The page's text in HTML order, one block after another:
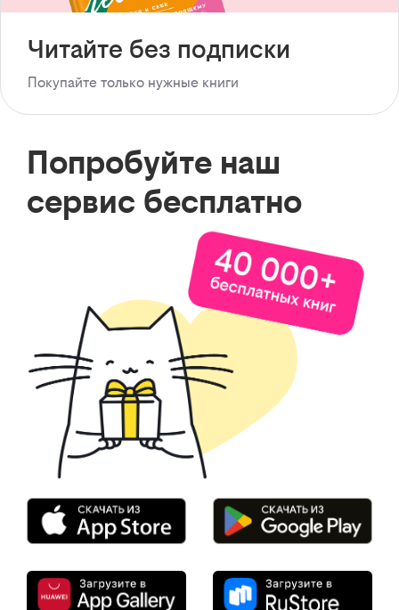
Читайте без подписки
Покупайте только нужные книги
Попробуйте наш
сервис бесплатно